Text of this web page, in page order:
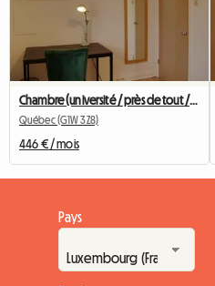
Chambre (université / près de tout / transports)
Québec (G1W 3Z8)
446 € / mois
Pays